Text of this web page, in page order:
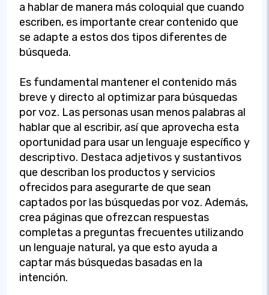
a hablar de manera más coloquial que cuando
escriben, es importante crear contenido que
se adapte a estos dos tipos diferentes de
búsqueda.
Es fundamental mantener el contenido más
breve y directo al optimizar para búsquedas
por voz. Las personas usan menos palabras al
hablar que al escribir, así que aprovecha esta
oportunidad para usar un lenguaje específico y
descriptivo. Destaca adjetivos y sustantivos
que describan los productos y servicios
ofrecidos para asegurarte de que sean
captados por las búsquedas por voz. Además,
crea páginas que ofrezcan respuestas
completas a preguntas frecuentes utilizando
un lenguaje natural, ya que esto ayuda a
captar más búsquedas basadas en la
intención.